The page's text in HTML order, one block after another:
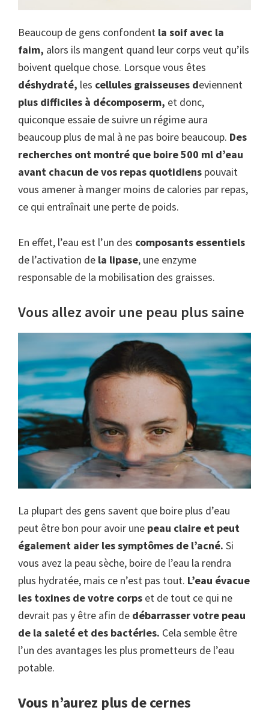
Beaucoup de gens confondent la soif avec la
faim, alors ils mangent quand leur corps veut qu’ils
boivent quelque chose. Lorsque vous êtes
déshydraté, les cellules graisseuses deviennent
plus difficiles à décomposerm, et donc,
quiconque essaie de suivre un régime aura
beaucoup plus de mal à ne pas boire beaucoup. Des
recherches ont montré que boire 500 ml d’eau
avant chacun de vos repas quotidiens pouvait
vous amener à manger moins de calories par repas,
ce qui entraînait une perte de poids.
En effet, l’eau est l’un des composants essentiels
de l’activation de la lipase, une enzyme
responsable de la mobilisation des graisses.
Vous allez avoir une peau plus saine
La plupart des gens savent que boire plus d’eau
peut être bon pour avoir une peau claire et peut
également aider les symptômes de l’acné. Si
vous avez la peau sèche, boire de l’eau la rendra
plus hydratée, mais ce n’est pas tout. L’eau évacue
les toxines de votre corps et de tout ce qui ne
devrait pas y être afin de débarrasser votre peau
de la saleté et des bactéries. Cela semble être
l’un des avantages les plus prometteurs de l’eau
potable.
Vous n’aurez plus de cernes